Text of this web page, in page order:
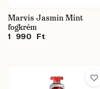
Marvis Jasmin Mint
fogkrém
1 990 Ft